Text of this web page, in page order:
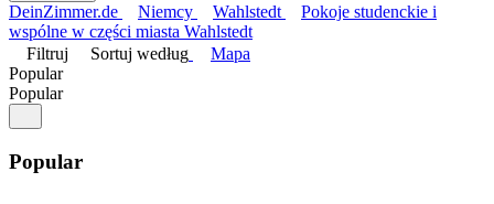
DeinZimmer.de Niemcy Wahlstedt
Pokoje studenckie i
wspólne w części miasta Wahlstedt
Filtruj
Sortuj według
Mapa
Popular
Popular
Popular